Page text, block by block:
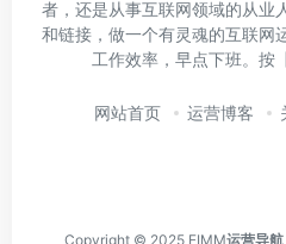
者，还是从事互联网领域的从业
和链接，做一个有灵魂的互联网
工作效率，早点下班。按
网站首页 运营博客
Copyright © 2025 EIMM运营导航